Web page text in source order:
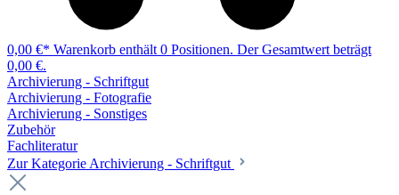
0,00 €* Warenkorb enthält 0 Positionen. Der Gesamtwert beträgt
0,00 €.
Archivierung - Schriftgut
Archivierung - Fotografie
Archivierung - Sonstiges
Zubehör
Fachliteratur
Zur Kategorie Archivierung - Schriftgut